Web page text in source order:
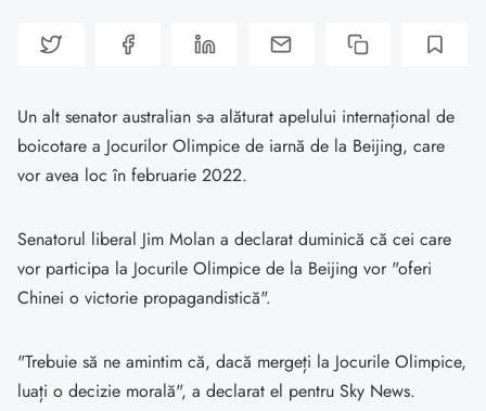
Un alt senator australian s-a alăturat apelului internațional de
boicotare a Jocurilor Olimpice de iarnă de la Beijing, care
vor avea loc în februarie 2022.
Senatorul liberal Jim Molan a declarat duminică că cei care
vor participa la Jocurile Olimpice de la Beijing vor "oferi
Chinei o victorie propagandistică".
"Trebuie să ne amintim că, dacă mergeți la Jocurile Olimpice,
luați o decizie morală", a declarat el pentru Sky News.